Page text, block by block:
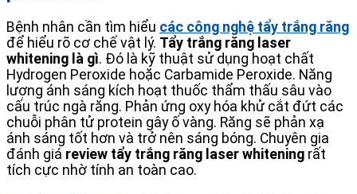
Bệnh nhân cần tìm hiểu các công nghệ tẩy trắng răng
để hiểu rõ cơ chế vật lý. Tẩy trắng răng laser
whitening là gì. Đó là kỹ thuật sử dụng hoạt chất
Hydrogen Peroxide hoặc Carbamide Peroxide. Năng
lượng ánh sáng kích hoạt thuốc thẩm thấu sâu vào
cấu trúc ngà răng. Phản ứng oxy hóa khử cắt đứt các
chuỗi phân tử protein gây ố vàng. Răng sẽ phản xạ
ánh sáng tốt hơn và trở nên sáng bóng. Chuyên gia
đánh giá review tẩy trắng răng laser whitening rất
tích cực nhờ tính an toàn cao.